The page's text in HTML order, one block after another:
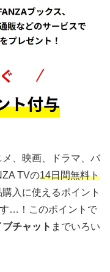
、映画、ドラマ、バ
TVの14日間無料ト
入に使えるポイント
…！このポイントで
チャット までいろい